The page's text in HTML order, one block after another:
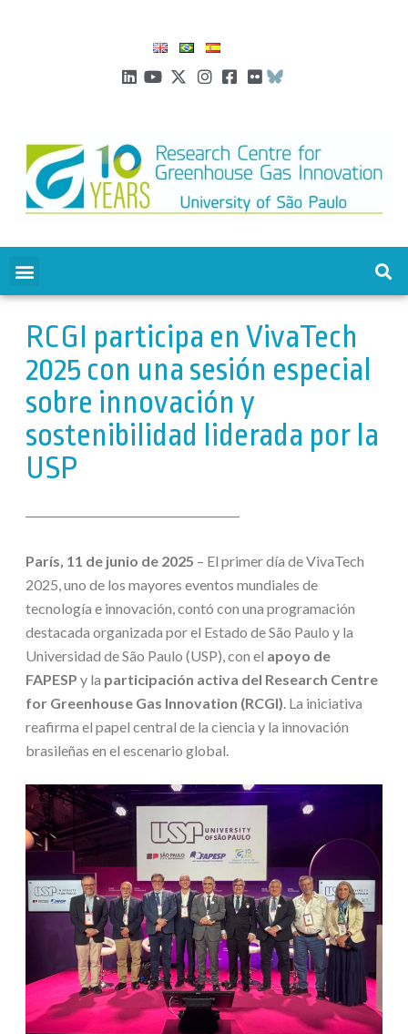
RCGI participa en VivaTech
2025 con una sesión especial
sobre innovación y
sostenibilidad liderada por la
USP
París, 11 de junio de 2025 – El primer día de VivaTech
2025, uno de los mayores eventos mundiales de
tecnología e innovación, contó con una programación
destacada organizada por el Estado de São Paulo y la
Universidad de São Paulo (USP), con el apoyo de
FAPESP y la participación activa del Research Centre
for Greenhouse Gas Innovation (RCGI). La iniciativa
reafirma el papel central de la ciencia y la innovación
brasileñas en el escenario global.